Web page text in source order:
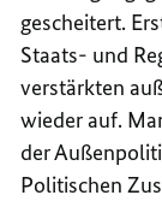
gescheitert.
Staats- und
verstärkten
wieder auf.
der
Politischen